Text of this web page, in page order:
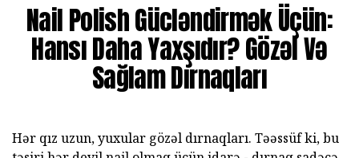
Nail Polish Gücləndirmək Üçün:
Hansı Daha Yaxşıdır? Gözəl Və
Sağlam Dırnaqları
Hər qız uzun, yuxular gözəl dırnaqları. Təəssüf ki, bu